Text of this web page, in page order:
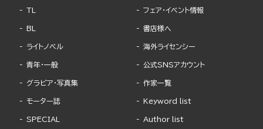
TL
BL
ライトノベル
青年・一般
グラビア・写真集
モーター誌
SPECIAL
フェア・イベント情報
書店様へ
海外ライセンシー
公式SNSアカウント
作家一覧
Keyword list
Author list